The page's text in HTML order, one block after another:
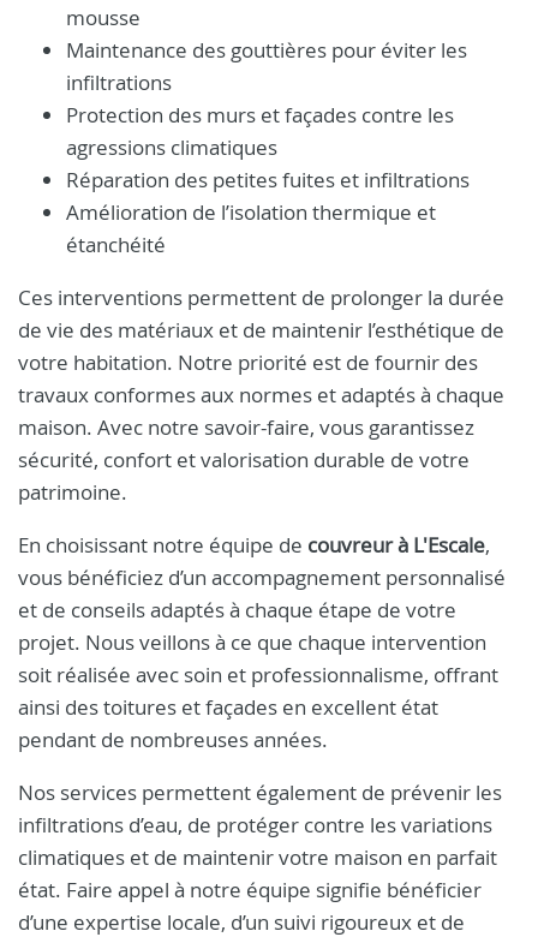
mousse
Maintenance des gouttières pour éviter les
infiltrations
Protection des murs et façades contre les
agressions climatiques
Réparation des petites fuites et infiltrations
Amélioration de l’isolation thermique et
étanchéité
Ces interventions permettent de prolonger la durée
de vie des matériaux et de maintenir l’esthétique de
votre habitation. Notre priorité est de fournir des
travaux conformes aux normes et adaptés à chaque
maison. Avec notre savoir-faire, vous garantissez
sécurité, confort et valorisation durable de votre
patrimoine.
En choisissant notre équipe de couvreur à L'Escale,
vous bénéficiez d’un accompagnement personnalisé
et de conseils adaptés à chaque étape de votre
projet. Nous veillons à ce que chaque intervention
soit réalisée avec soin et professionnalisme, offrant
ainsi des toitures et façades en excellent état
pendant de nombreuses années.
Nos services permettent également de prévenir les
infiltrations d’eau, de protéger contre les variations
climatiques et de maintenir votre maison en parfait
état. Faire appel à notre équipe signifie bénéficier
d’une expertise locale, d’un suivi rigoureux et de